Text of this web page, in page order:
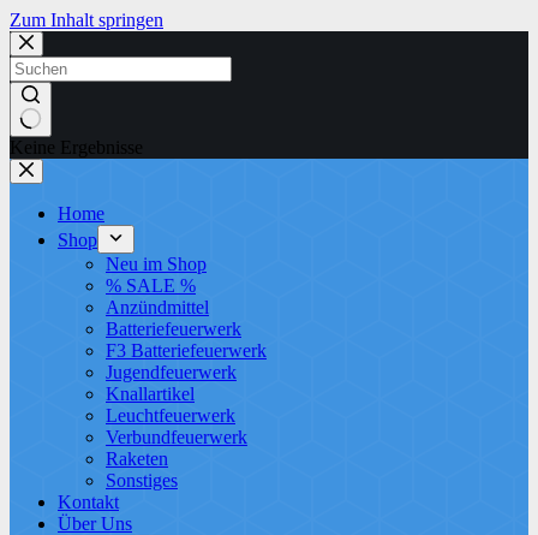
Zum Inhalt springen
Keine Ergebnisse
Home
Shop
Neu im Shop
% SALE %
Anzündmittel
Batteriefeuerwerk
F3 Batteriefeuerwerk
Jugendfeuerwerk​
Knallartikel
Leuchtfeuerwerk​
Verbundfeuerwerk
Raketen
Sonstiges
Kontakt
Über Uns